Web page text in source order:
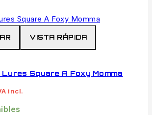
VISTA RÁPIDA
Lures Square A Foxy Momma
incl.